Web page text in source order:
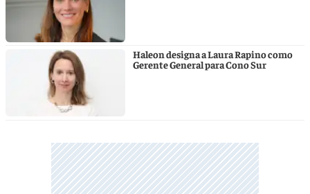
Haleon designa a Laura Rapino como
Gerente General para Cono Sur